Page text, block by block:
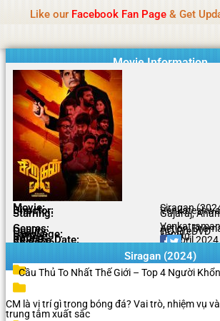
content
Like our Facebook Fan Page& Get
Movie Information
Movie: Siragan
Director:
Starring:
Gajaraj,
Venkatraman
Genres: Action,
Quality: HQ PreDVD
Language: Tamil
Rating: 6.6/10
Release Date: 21 April 2024
Share To:
Siragan (2024)
Cầu Thủ To Nhất Thế Giới – Top 4 Người
CM là vị trí gì trong bóng đá? Vai trò, nhiệm vụ
trung tâm xuất sắc
Policy:Contributors are provided with
daily. The owner does not promote or
casino, gambling, betting, or CBD.